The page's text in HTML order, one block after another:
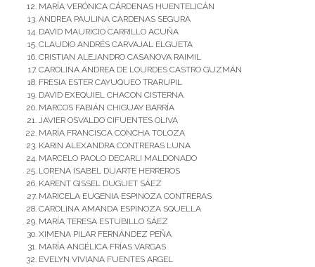
MARÍA VERÓNICA CÁRDENAS HUENTELICÁN
ANDREA PAULINA CARDENAS SEGURA
DAVID MAURICIO CARRILLO ACUÑA
CLAUDIO ANDRÉS CARVAJAL ELGUETA
CRISTIAN ALEJANDRO CASANOVA RAIMIL
CAROLINA ANDREA DE LOURDES CASTRO GUZMÁN
FRESIA ESTER CAYUQUEO TRARUPIL
DAVID EXEQUIEL CHACON CISTERNA
MARCOS FABIÁN CHIGUAY BARRÍA
JAVIER OSVALDO CIFUENTES OLIVA
MARÍA FRANCISCA CONCHA TOLOZA
KARIN ALEXANDRA CONTRERAS LUNA
MARCELO PAOLO DECARLI MALDONADO
LORENA ISABEL DUARTE HERREROS
KARENT GISSEL DUGUET SÁEZ
MARICELA EUGENIA ESPINOZA CONTRERAS
CAROLINA AMANDA ESPINOZA SQUELLA
MARÍA TERESA ESTUBILLO SÁEZ
XIMENA PILAR FERNÁNDEZ PEÑA
MARÍA ANGÉLICA FRÍAS VARGAS
EVELYN VIVIANA FUENTES ARGEL